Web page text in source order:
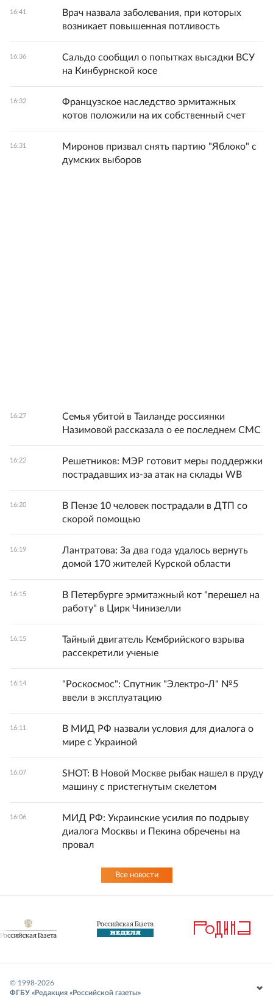
16:41
Врач назвала заболевания, при которых
возникает повышенная потливость
16:36
Сальдо сообщил о попытках высадки ВСУ
на Кинбурнской косе
16:32
Французское наследство эрмитажных
котов положили на их собственный счет
16:31
Миронов призвал снять партию "Яблоко" с
думских выборов
16:27
Семья убитой в Таиланде россиянки
Назимовой рассказала о ее последнем СМС
16:22
Решетников: МЭР готовит меры поддержки
пострадавших из-за атак на склады WB
16:20
В Пензе 10 человек пострадали в ДТП со
скорой помощью
16:19
Лантратова: За два года удалось вернуть
домой 170 жителей Курской области
16:15
В Петербурге эрмитажный кот "перешел на
работу" в Цирк Чинизелли
16:15
Тайный двигатель Кембрийского взрыва
рассекретили ученые
16:14
"Роскосмос": Спутник "Электро-Л" №5
ввели в эксплуатацию
16:11
В МИД РФ назвали условия для диалога о
мире с Украиной
16:07
SHOT: В Новой Москве рыбак нашел в пруду
машину с пристегнутым скелетом
16:06
МИД РФ: Украинские усилия по подрыву
диалога Москвы и Пекина обречены на
провал
Все новости
© 1998-2026
ФГБУ «Редакция «Российской газеты»